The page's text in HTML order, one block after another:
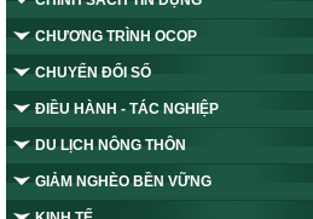
CHƯƠNG TRÌNH OCOP
CHUYỂN ĐỔI SỐ
ĐIỀU HÀNH - TÁC NGHIỆP
DU LỊCH NÔNG THÔN
GIẢM NGHÈO BỀN VỮNG